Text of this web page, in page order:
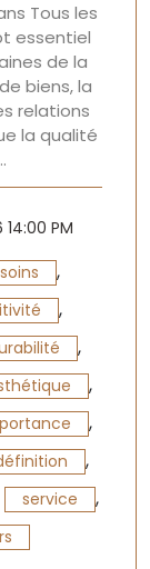
Tous les
essentiel
de la
biens, la
relations
la qualité
14:00 PM
,
,
,
,
,
,
service ,